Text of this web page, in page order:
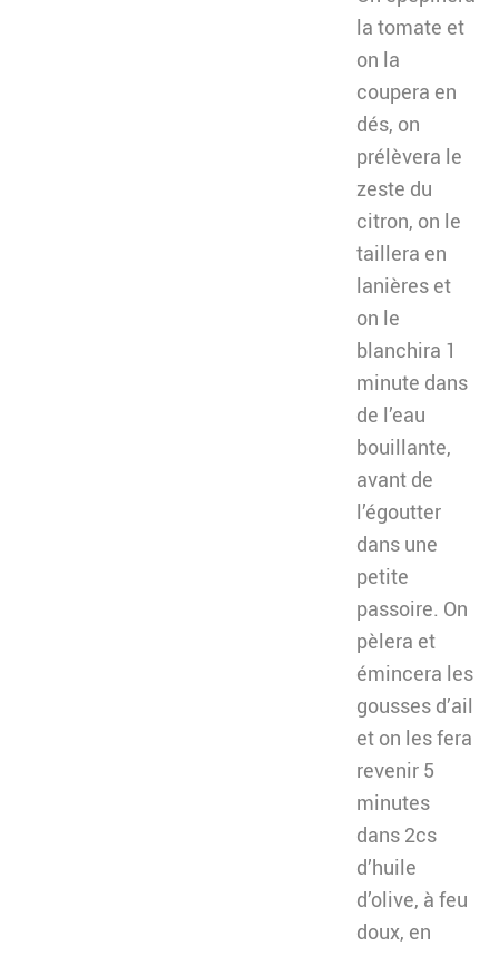
la tomate et
on la
coupera en
dés, on
prélèvera le
zeste du
citron, on le
taillera en
lanières et
on le
blanchira 1
minute dans
de l’eau
bouillante,
avant de
l’égoutter
dans une
petite
passoire. On
pèlera et
émincera les
gousses d’ail
et on les fera
revenir 5
minutes
dans 2cs
d’huile
d’olive, à feu
doux, en